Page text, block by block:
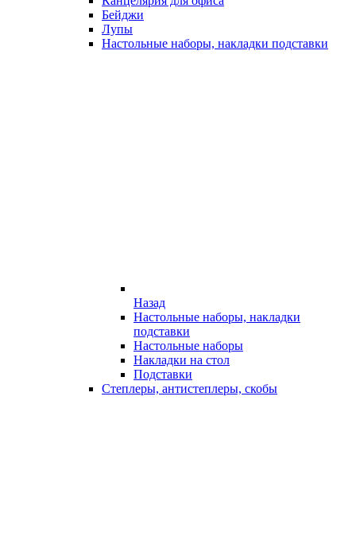
Бейджи
Лупы
Настольные наборы, накладки подставки
Назад
Настольные наборы, накладки
подставки
Настольные наборы
Накладки на стол
Подставки
Степлеры, антистеплеры, скобы